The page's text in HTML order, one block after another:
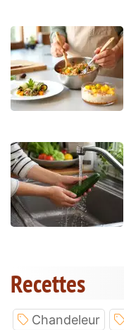
Recettes
Chandeleur